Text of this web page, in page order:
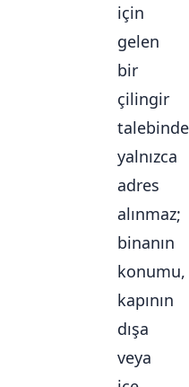
için
gelen
bir
çilingir
talebinde
yalnızca
adres
alınmaz;
binanın
konumu,
kapının
dışa
veya